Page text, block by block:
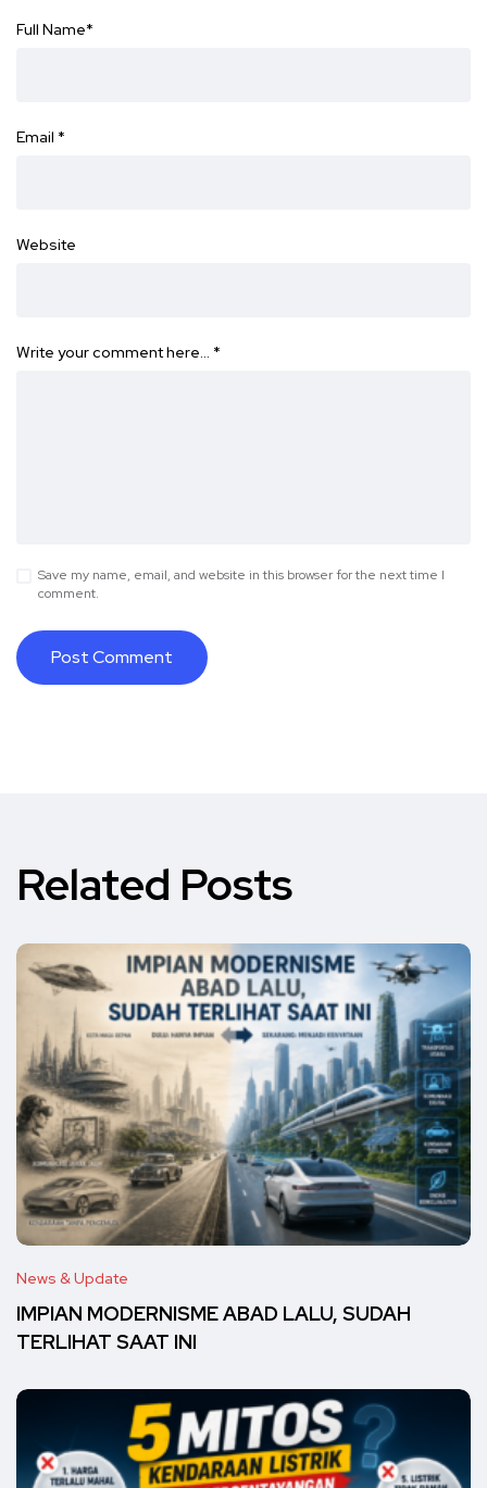
Full Name*
Email *
Website
Write your comment here… *
Save my name, email, and website in this browser for the next time I
comment.
Related Posts
News & Update
IMPIAN MODERNISME ABAD LALU, SUDAH
TERLIHAT SAAT INI